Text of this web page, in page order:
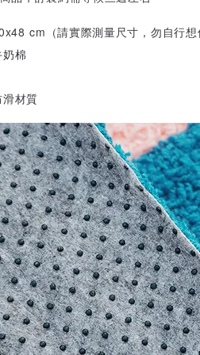
cm（請實際測量尺寸，勿自行
棉
材質